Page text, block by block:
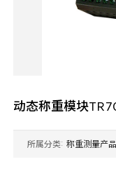
动态称重模块
所属分类: 称重测量产品